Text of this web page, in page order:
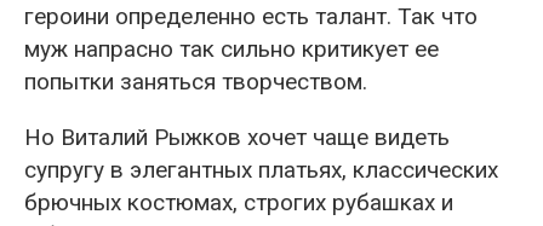
героини определенно есть талант. Так что
муж напрасно так сильно критикует ее
попытки заняться творчеством.
Но Виталий Рыжков хочет чаще видеть
супругу в элегантных платьях, классических
брючных костюмах, строгих рубашках и